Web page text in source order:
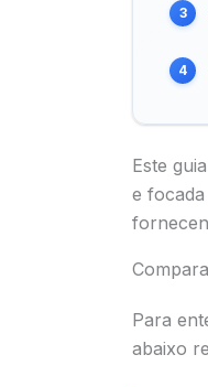
3
4
Este
e
Para
abaixo